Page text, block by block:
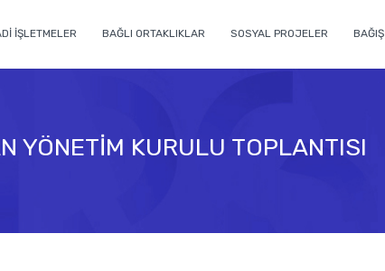
İŞLETMELER BAĞLI ORTAKLIKLAR SOSYAL PROJELER BAĞIŞ
YÖNETİM KURULU TOPLANTISI